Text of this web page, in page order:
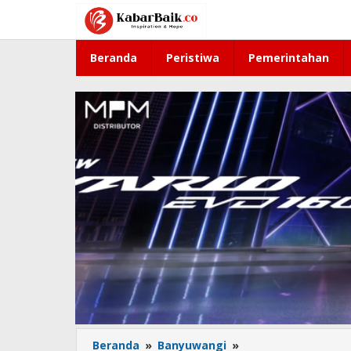
konten
Beranda Peristiwa Pemerintahan
Beranda » Banyuwangi »